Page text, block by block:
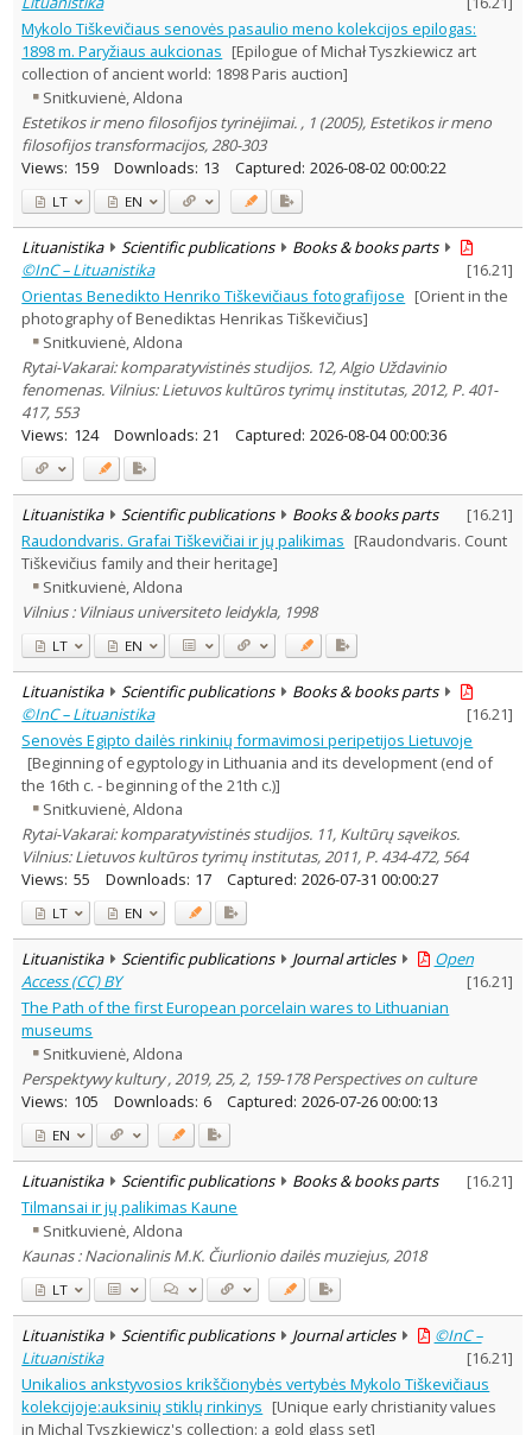
Mykolo Tiškevičiaus senovės pasaulio meno kolekcijos epilogas:
1898 m. Paryžiaus aukcionas [Epilogue of Michał Tyszkiewicz art
collection of ancient world: 1898 Paris auction]
Snitkuvienė, Aldona
Estetikos ir meno filosofijos tyrinėjimai. , 1 (2005), Estetikos ir meno
filosofijos transformacijos, 280-303
Views: 159 Downloads: 13 Captured: 2026-08-02 00:00:22
LT EN
Lituanistika Scientific publications
Books & books parts
©InC – Lituanistika
[16.21]
Orientas Benedikto Henriko Tiškevičiaus fotografijose [Orient in the
photography of Benediktas Henrikas Tiškevičius]
Snitkuvienė, Aldona
Rytai-Vakarai: komparatyvistinės studijos. 12, Algio Uždavinio
fenomenas. Vilnius: Lietuvos kultūros tyrimų institutas, 2012, P. 401-
417, 553
Views: 124 Downloads: 21 Captured: 2026-08-04 00:00:36
Lituanistika Scientific publications Books & books parts [16.21]
Raudondvaris. Grafai Tiškevičiai ir jų palikimas [Raudondvaris. Count
Tiškevičius family and their heritage]
Snitkuvienė, Aldona
Vilnius : Vilniaus universiteto leidykla, 1998
LT EN
Lituanistika Scientific publications
Books & books parts
©InC – Lituanistika
[16.21]
Senovės Egipto dailės rinkinių formavimosi peripetijos Lietuvoje
[Beginning of egyptology in Lithuania and its development (end of
the 16th c. - beginning of the 21th c.)]
Snitkuvienė, Aldona
Rytai-Vakarai: komparatyvistinės studijos. 11, Kultūrų sąveikos.
Vilnius: Lietuvos kultūros tyrimų institutas, 2011, P. 434-472, 564
Views: 55 Downloads: 17 Captured: 2026-07-31 00:00:27
LT EN
Lituanistika Scientific publications Journal articles
Open
Access (CC) BY
[16.21]
The Path of the first European porcelain wares to Lithuanian
museums
Snitkuvienė, Aldona
Perspektywy kultury , 2019, 25, 2, 159-178 Perspectives on culture
Views: 105 Downloads: 6 Captured: 2026-07-26 00:00:13
EN
Lituanistika Scientific publications Books & books parts [16.21]
Tilmansai ir jų palikimas Kaune
Snitkuvienė, Aldona
Kaunas : Nacionalinis M.K. Čiurlionio dailės muziejus, 2018
LT
Lituanistika Scientific publications Journal articles
©InC –
Lituanistika
[16.21]
Unikalios ankstyvosios krikščionybės vertybės Mykolo Tiškevičiaus
kolekcijoje:auksinių stiklų rinkinys [Unique early christianity values
in Michal Tyszkiewicz's collection: a gold glass set]